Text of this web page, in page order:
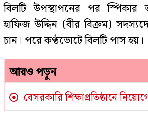
বিলটি উপস্থাপনের পর স্পিকার
হাফিজ উদ্দিন (বীর বিক্রম)
চান। পরে কণ্ঠভোটে বিলটি পাস হয়।
আরও পড়ুন
বেসরকারি শিক্ষাপ্রতিষ্ঠানে